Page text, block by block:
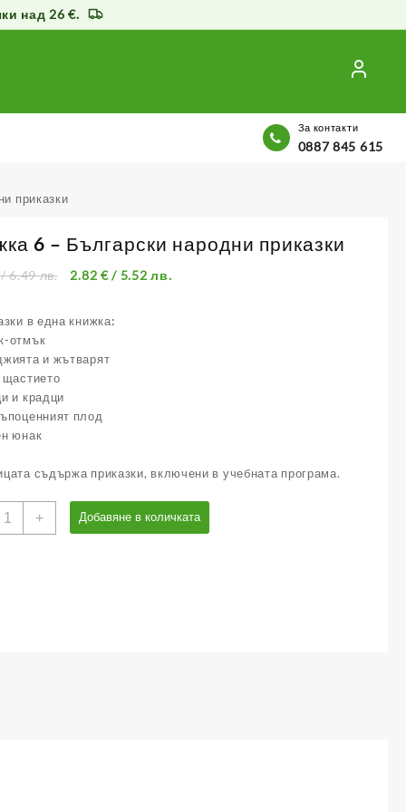
над 26 €.
За контакти
0887 845 615
приказки
6 – Български народни приказки
6.49 лв. 2.82 €/ 5.52 лв.
в една книжка:
отмък
и жътварят
и крадци
плод
юнак
съдържа приказки, включени в учебната програма.
+ Добавяне в количката